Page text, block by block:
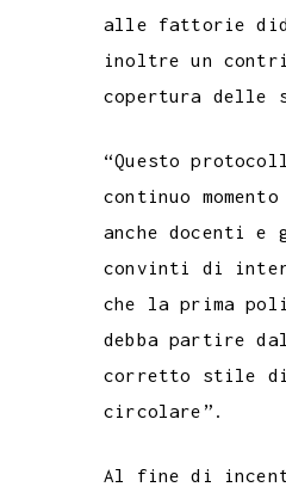
alle fattorie
inoltre un
copertura delle
“Questo
continuo
anche docenti
convinti di
che la prima
debba partire
corretto stile di
circolare”.
Al fine di